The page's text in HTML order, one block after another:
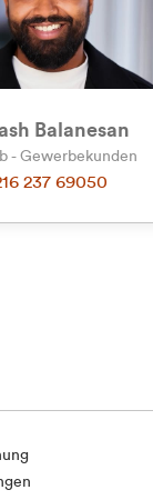
Balanesan
- Gewerbekunden
237 69050